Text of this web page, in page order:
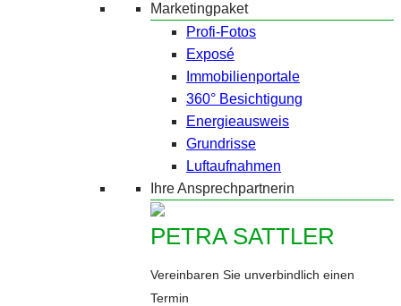
Marketingpaket
Profi-Fotos
Exposé
Immobilienportale
360° Besichtigung
Energieausweis
Grundrisse
Luftaufnahmen
Ihre Ansprechpartnerin
PETRA SATTLER
Vereinbaren Sie unverbindlich einen
Termin